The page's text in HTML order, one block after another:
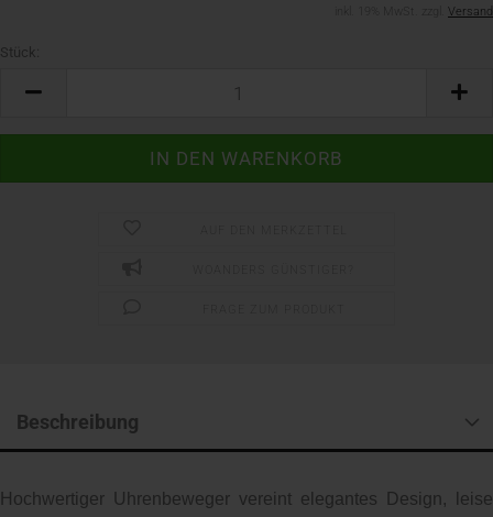
Versand
Stück:
Beschreibung
Hochwertiger Uhrenbeweger vereint elegantes Design, leise